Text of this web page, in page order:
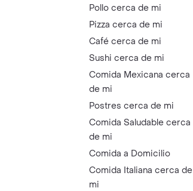
Pollo cerca de mi
Pizza cerca de mi
Café cerca de mi
Sushi cerca de mi
Comida Mexicana cerca
de mi
Postres cerca de mi
Comida Saludable cerca
de mi
Comida a Domicilio
Comida Italiana cerca de
mi